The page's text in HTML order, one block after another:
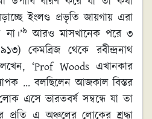
ইংলণ্ড প্রভৃতি জায়গায় এরা
৯আরও মাসখানেক পরে ৩
কেমব্রিজ থেকে রবীন্দ্রনাথ
‘Prof Woods এখানকার
… বলছিলেন আজকাল বিস্তর
এসে ভারতবর্ষ সম্বন্ধে যা তা